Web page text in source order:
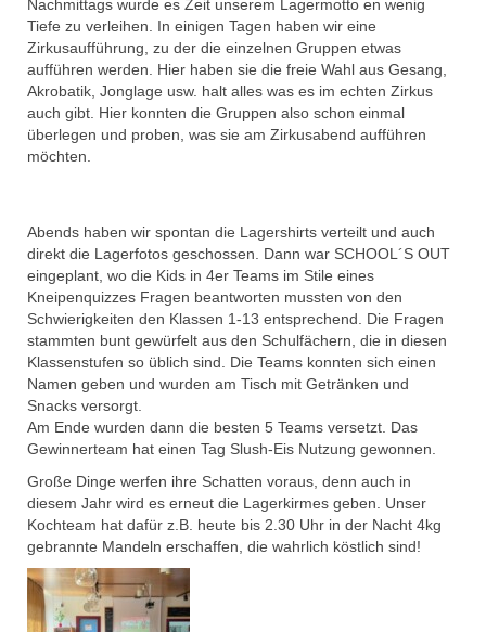
Nachmittags wurde es Zeit unserem Lagermotto en wenig
Tiefe zu verleihen. In einigen Tagen haben wir eine
Zirkusaufführung, zu der die einzelnen Gruppen etwas
aufführen werden. Hier haben sie die freie Wahl aus Gesang,
Akrobatik, Jonglage usw. halt alles was es im echten Zirkus
auch gibt. Hier konnten die Gruppen also schon einmal
überlegen und proben, was sie am Zirkusabend aufführen
möchten.
Abends haben wir spontan die Lagershirts verteilt und auch
direkt die Lagerfotos geschossen. Dann war SCHOOL´S OUT
eingeplant, wo die Kids in 4er Teams im Stile eines
Kneipenquizzes Fragen beantworten mussten von den
Schwierigkeiten den Klassen 1-13 entsprechend. Die Fragen
stammten bunt gewürfelt aus den Schulfächern, die in diesen
Klassenstufen so üblich sind. Die Teams konnten sich einen
Namen geben und wurden am Tisch mit Getränken und
Snacks versorgt.
Am Ende wurden dann die besten 5 Teams versetzt. Das
Gewinnerteam hat einen Tag Slush-Eis Nutzung gewonnen.
Große Dinge werfen ihre Schatten voraus, denn auch in
diesem Jahr wird es erneut die Lagerkirmes geben. Unser
Kochteam hat dafür z.B. heute bis 2.30 Uhr in der Nacht 4kg
gebrannte Mandeln erschaffen, die wahrlich köstlich sind!